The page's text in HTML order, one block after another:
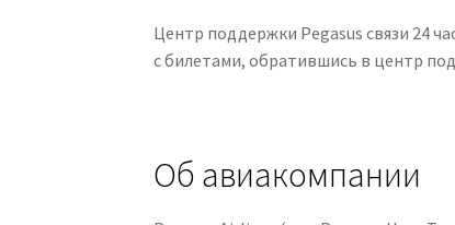
Центр поддержки Pegasus связи 24
с билетами, обратившись в центр
Об авиакомпании